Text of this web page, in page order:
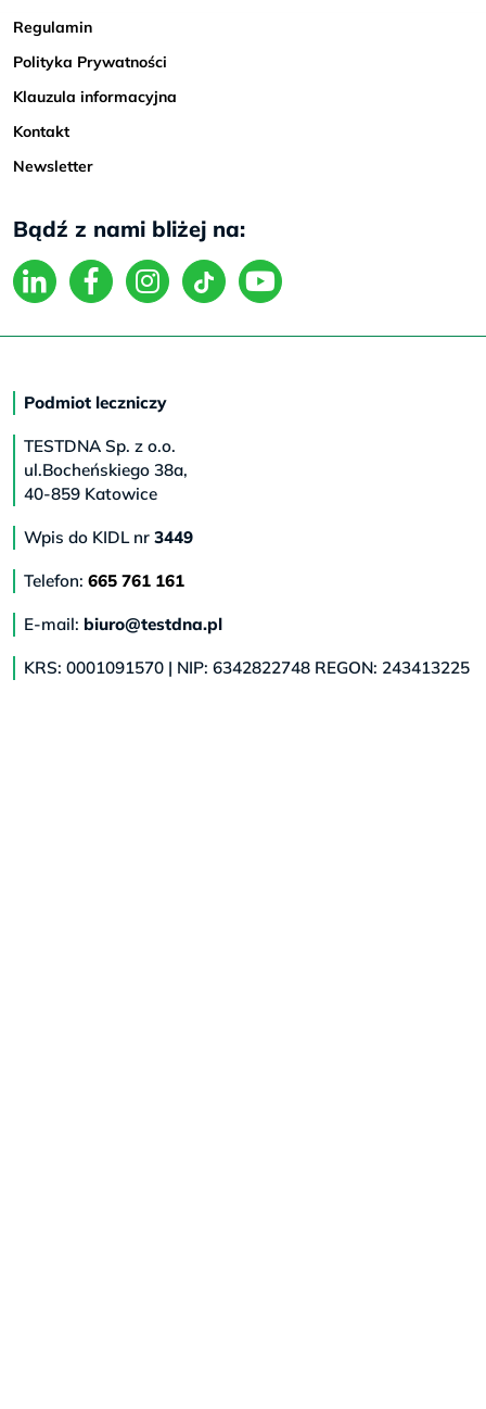
Regulamin
Polityka Prywatności
Klauzula informacyjna
Kontakt
Newsletter
Bądź z nami bliżej na:
Podmiot leczniczy
TESTDNA Sp. z o.o.
ul.Bocheńskiego 38a,
40-859 Katowice
Wpis do KIDL nr 3449
Telefon: 665 761 161
E-mail: biuro@testdna.pl
KRS: 0001091570 | NIP: 6342822748 REGON: 243413225